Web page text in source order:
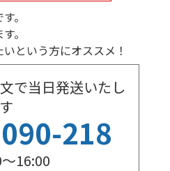
。
。
という方にオススメ！
で当日発送いたし
218
16:00